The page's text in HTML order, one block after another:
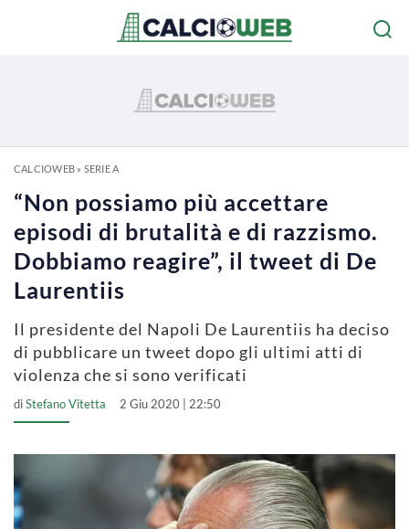
CALCIOWEB» SERIE A
“Non possiamo più accettare
episodi di brutalità e di razzismo.
Dobbiamo reagire”, il tweet di De
Laurentiis
Il presidente del Napoli De Laurentiis ha deciso
di pubblicare un tweet dopo gli ultimi atti di
violenza che si sono verificati
diStefano Vitetta 2 Giu 2020 | 22:50